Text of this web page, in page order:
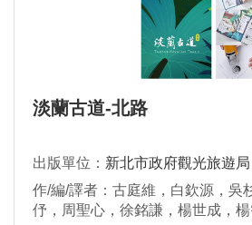
淡蘭古道-北路
出版單位： 新北市政府觀光旅遊局
作/編/譯者：古庭維，白欽源，吳
伃，周聖心，徐銘謙，楊世成，